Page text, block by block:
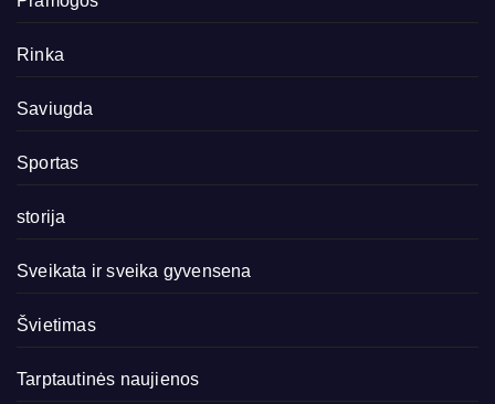
Rinka
Saviugda
Sportas
storija
Sveikata ir sveika gyvensena
Švietimas
Tarptautinės naujienos